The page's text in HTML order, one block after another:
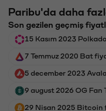
Paribu'da daha
Son gezilen geçmiş
15 Kasım 2023
7 Temmuz 2020 Bat
5 december 2023
9 august 2026 OG Fan
29 Nisan 2025 Bitcoin